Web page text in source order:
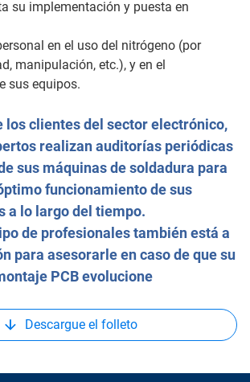
su implementación y puesta en
en el uso del nitrógeno (por
manipulación, etc.), y en el
sus equipos.
los clientes del sector electrónico,
realizan auditorías periódicas
sus máquinas de soldadura para
funcionamiento de sus
a lo largo del tiempo.
de profesionales también está a
para asesorarle en caso de que su
PCB evolucione
Descargue el folleto